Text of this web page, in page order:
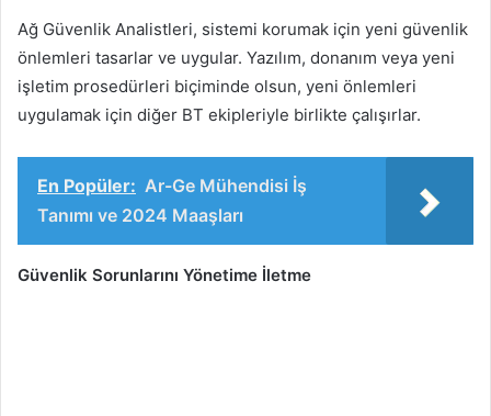
Ağ Güvenlik Analistleri, sistemi korumak için yeni güvenlik
önlemleri tasarlar ve uygular. Yazılım, donanım veya yeni
işletim prosedürleri biçiminde olsun, yeni önlemleri
uygulamak için diğer BT ekipleriyle birlikte çalışırlar.
En Popüler: Ar-Ge Mühendisi İş
Tanımı ve 2024 Maaşları
Güvenlik Sorunlarını Yönetime İletme